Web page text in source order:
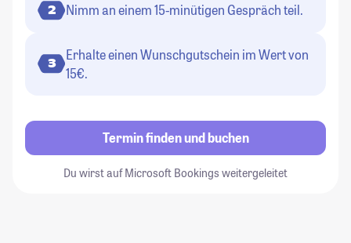
2 Nimm an einem 15-minütigen Gespräch teil.
3
Erhalte einen Wunschgutschein im Wert von
15€.
Termin finden und buchen
Du wirst auf Microsoft Bookings weitergeleitet